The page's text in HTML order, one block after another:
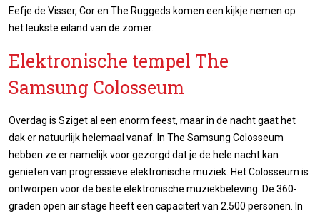
Eefje de Visser, Cor en The Ruggeds komen een kijkje nemen op
het leukste eiland van de zomer.
Elektronische tempel The
Samsung Colosseum
Overdag is Sziget al een enorm feest, maar in de nacht gaat het
dak er natuurlijk helemaal vanaf. In The Samsung Colosseum
hebben ze er namelijk voor gezorgd dat je de hele nacht kan
genieten van progressieve elektronische muziek. Het Colosseum is
ontworpen voor de beste elektronische muziekbeleving. De 360-
graden open air stage heeft een capaciteit van 2.500 personen. In